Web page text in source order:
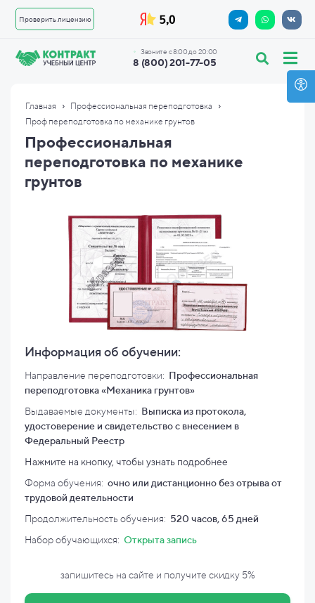
Проверить лицензию
8 (800) 201-77-05
Звоните с 8:00 до 20:00
Главная › Профессиональная переподготовка ›
Проф переподготовка по механике грунтов
Профессиональная
переподготовка по механике
грунтов
Информация об обучении:
Направление переподготовки: Профессиональная
переподготовка «Механика грунтов»
Выдаваемые документы: Выписка из протокола,
удостоверение и свидетельство с внесением в
Федеральный Реестр
Нажмите на кнопку, чтобы узнать подробнее
Форма обучения: очно или дистанционно без отрыва от
трудовой деятельности
Продолжительность обучения: 520 часов, 65 дней
Набор обучающихся: Открыта запись
запишитесь на сайте и получите скидку 5%